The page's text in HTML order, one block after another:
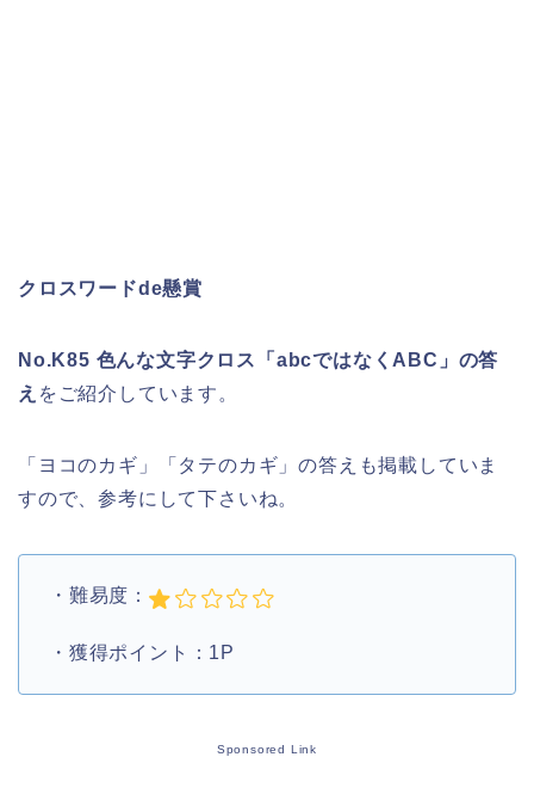
クロスワードde懸賞
No.K85 色んな文字クロス「abcではなくABC」の答
え をご紹介しています。
「ヨコのカギ」「タテのカギ」の答えも掲載していま
すので、参考にして下さいね。
・難易度：
・獲得ポイント：1P
Sponsored Link